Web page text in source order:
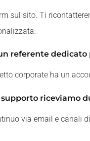
sul sito. Ti
referente dedicato
corporate ha un
riceviamo
via email e canali